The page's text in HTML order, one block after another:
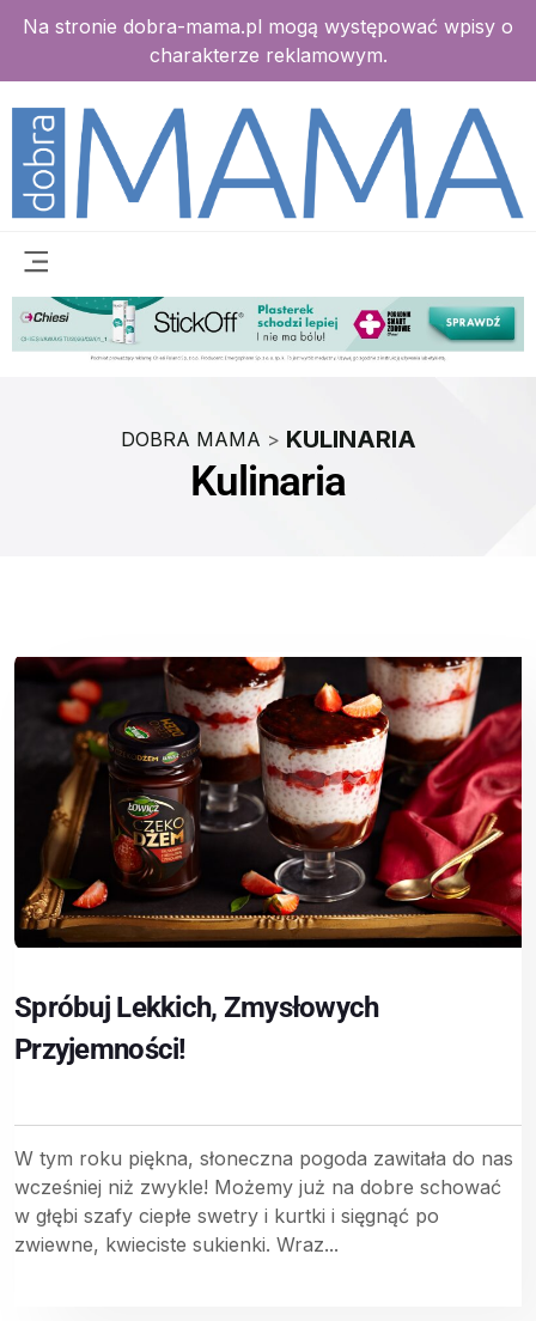
Na stronie dobra-mama.pl mogą występować wpisy o
charakterze reklamowym.
DOBRA MAMA > KULINARIA
Kulinaria
Spróbuj Lekkich, Zmysłowych
Przyjemności!
W tym roku piękna, słoneczna pogoda zawitała do nas
wcześniej niż zwykle! Możemy już na dobre schować
w głębi szafy ciepłe swetry i kurtki i sięgnąć po
zwiewne, kwieciste sukienki. Wraz...